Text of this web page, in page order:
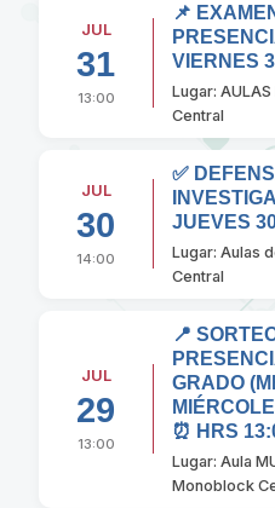
JUL
31
13:00
📌
VIERNES
Lugar:
Central
JUL
30
14:00
✅
JUEVES
Lugar: Aulas
Central
JUL
29
13:00
📍
GRADO
⏰ HRS
Lugar: Aula
Monoblock